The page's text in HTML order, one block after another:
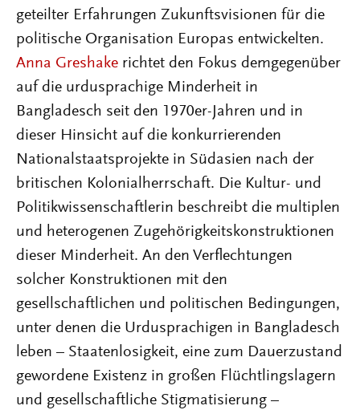
geteilter Erfahrungen Zukunftsvisionen für die
politische Organisation Europas entwickelten.
Anna Greshake richtet den Fokus demgegenüber
auf die urdusprachige Minderheit in
Bangladesch seit den 1970er-Jahren und in
dieser Hinsicht auf die konkurrierenden
Nationalstaatsprojekte in Südasien nach der
britischen Kolonialherrschaft. Die Kultur- und
Politikwissenschaftlerin beschreibt die multiplen
und heterogenen Zugehörigkeitskonstruktionen
dieser Minderheit. An den Verflechtungen
solcher Konstruktionen mit den
gesellschaftlichen und politischen Bedingungen,
unter denen die Urdusprachigen in Bangladesch
leben – Staatenlosigkeit, eine zum Dauerzustand
gewordene Existenz in großen Flüchtlingslagern
und gesellschaftliche Stigmatisierung –